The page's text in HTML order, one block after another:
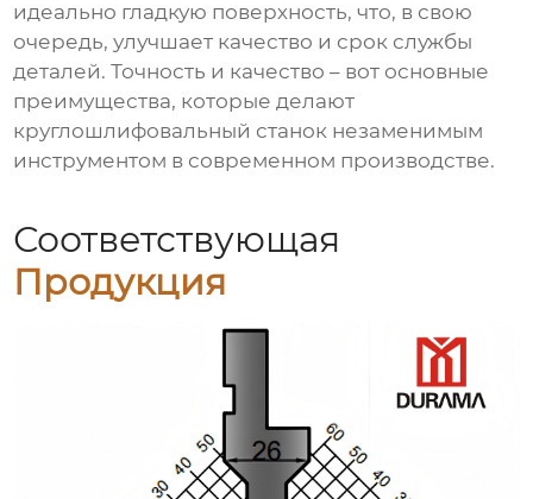
идеально гладкую поверхность, что, в свою
очередь, улучшает качество и срок службы
деталей. Точность и качество – вот основные
преимущества, которые делают
круглошлифовальный станок незаменимым
инструментом в современном производстве.
Соответствующая
Продукция